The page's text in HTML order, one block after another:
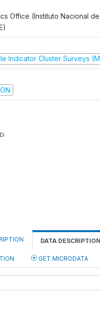
Office (Instituto Nacional de
Indicator Cluster Surveys
DATA DESCRIPTION
GET MICRODATA